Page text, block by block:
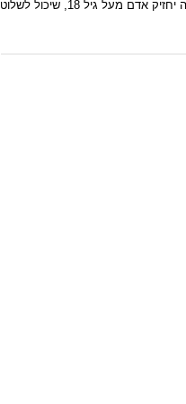
לחצר חייב להיות תלוי שלט "זהירות כלב מסוכן". הכלב רשאי לצאת מהבית רק כשפיו סגור במחסום והוא קשור ברצועה באורך של עד 2 מטרים, ואת הרצועה יחזיק אדם מעל גיל 18, שיכול לשלוט